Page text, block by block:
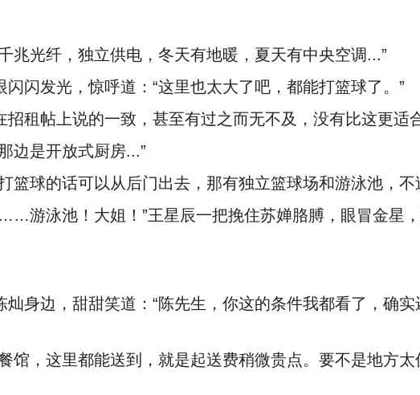
兆光纤，独立供电，冬天有地暖，夏天有中央空调...”
闪发光，惊呼道：“这里也太大了吧，都能打篮球了。”
租帖上说的一致，甚至有过之而无不及，没有比这更适
边是开放式厨房...”
篮球的话可以从后门出去，那有独立篮球场和游泳池，
游泳池！大姐！”王星辰一把挽住苏婵胳膊，眼冒金星
身边，甜甜笑道：“陈先生，你这的条件我都看了，确
馆，这里都能送到，就是起送费稍微贵点。要不是地方